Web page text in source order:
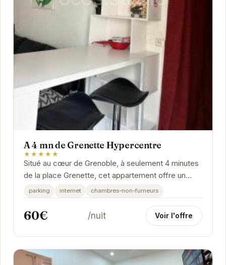
A 4 mn de Grenette Hypercentre
★★★★★
Situé au cœur de Grenoble, à seulement 4 minutes
de la place Grenette, cet appartement offre un
accès facile aux principaux sites touristiques,...
parking internet chambres-non-fumeurs
60€ /nuit Voir l'offre